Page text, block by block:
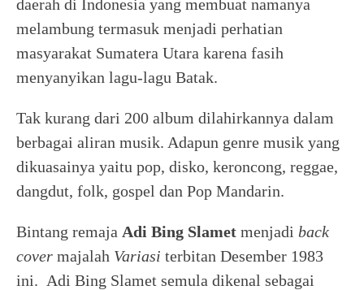
daerah di Indonesia yang membuat namanya
melambung termasuk menjadi perhatian
masyarakat Sumatera Utara karena fasih
menyanyikan lagu-lagu Batak.
Tak kurang dari 200 album dilahirkannya dalam
berbagai aliran musik. Adapun genre musik yang
dikuasainya yaitu pop, disko, keroncong, reggae,
dangdut, folk, gospel dan Pop Mandarin.
Bintang remaja Adi Bing Slamet menjadi back
cover majalah Variasi terbitan Desember 1983
ini. Adi Bing Slamet semula dikenal sebagai